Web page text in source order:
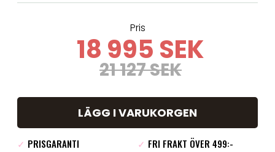
Pris
18 995 SEK
21 127 SEK
LÄGG I VARUKORGEN
✓ PRISGARANTI ✓ FRI FRAKT ÖVER 499:-